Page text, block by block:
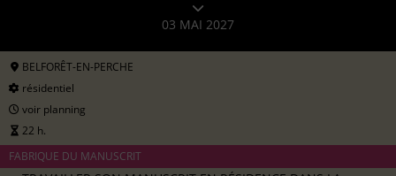
03 MAI 2027
BELFORÊT-EN-PERCHE
résidentiel
voir planning
22 h.
FABRIQUE DU MANUSCRIT